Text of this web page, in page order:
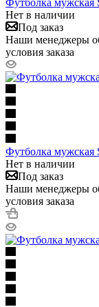
Нет в наличии
Под заказ
Наши менеджеры
условия заказа
Футболка мужская
Нет в наличии
Под заказ
Наши менеджеры
условия заказа